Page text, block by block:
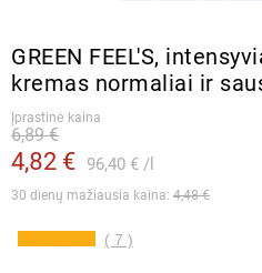
GREEN FEEL'S,
kremas normaliai ir
Įprastinė kaina
4,82 € 96,40 €
6,89 €
30 dienų mažiausia kaina: 4,48 €
( 7 )